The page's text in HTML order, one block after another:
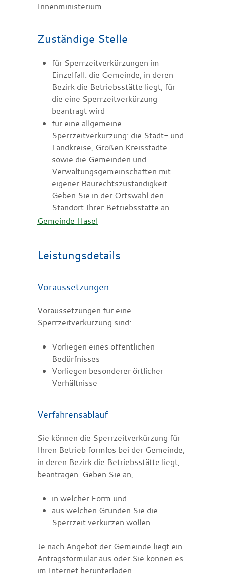
Innenministerium.
Zuständige Stelle
für Sperrzeitverkürzungen im
Einzelfall: die Gemeinde, in deren
Bezirk die Betriebsstätte liegt, für
die eine Sperrzeitverkürzung
beantragt wird
für eine allgemeine
Sperrzeitverkürzung: die Stadt- und
Landkreise, Großen Kreisstädte
sowie die Gemeinden und
Verwaltungsgemeinschaften mit
eigener Baurechtszuständigkeit.
Geben Sie in der Ortswahl den
Standort Ihrer Betriebsstätte an.
Gemeinde Hasel
Leistungsdetails
Voraussetzungen
Voraussetzungen für eine
Sperrzeitverkürzung sind:
Vorliegen eines öffentlichen
Bedürfnisses
Vorliegen besonderer örtlicher
Verhältnisse
Verfahrensablauf
Sie können die Sperrzeitverkürzung für
Ihren Betrieb formlos bei der Gemeinde,
in deren Bezirk die Betriebsstätte liegt,
beantragen. Geben Sie an,
in welcher Form und
aus welchen Gründen Sie die
Sperrzeit verkürzen wollen.
Je nach Angebot der Gemeinde liegt ein
Antragsformular aus oder Sie können es
im Internet herunterladen.